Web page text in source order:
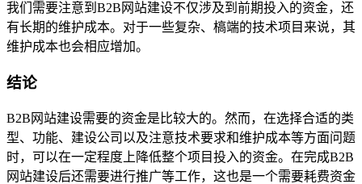
我们需要注意到B2B网站建设不仅涉及到前期投入的资金，还
有长期的维护成本。对于一些复杂、槁端的技术项目来说，其
维护成本也会相应增加。
结论
B2B网站建设需要的资金是比较大的。然而，在选择合适的类
型、功能、建设公司以及注意技术要求和维护成本等方面问题
时，可以在一定程度上降低整个项目投入的资金。在完成B2B
网站建设后还需要进行推广等工作，这也是一个需要耗费资金